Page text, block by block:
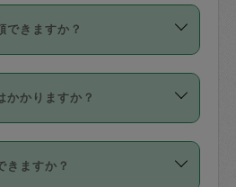
場合、損害保険の対象外
バックグラウンドの方が
。
方など様々です。
いますので、各自の得意
。タスカジさんトレーニ
たセルフトレーニングの
を受け、合格したタスカ
れています。
ーの講評は１件目のレビュ
ジさんとの間でタスカジ
た作業時間内での作業に
作業範囲は、掃除、洗
物を壊したり、人にけが
場合が対象で、補償金額
できますか？
を起点に3日後（72時間
ら受付可能となっていま
「募集」をかけることが
かかりますか？
は、以下の2種類がありま
きますか？